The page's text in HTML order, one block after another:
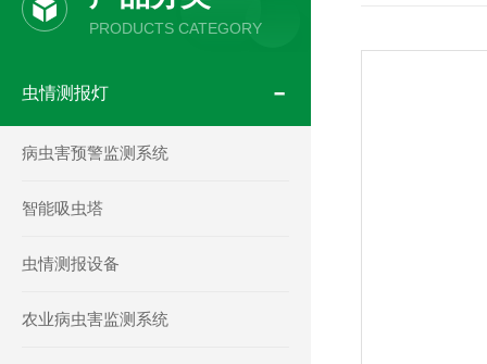
PRODUCTS CATEGORY
虫情测报灯
病虫害预警监测系统
智能吸虫塔
虫情测报设备
农业病虫害监测系统